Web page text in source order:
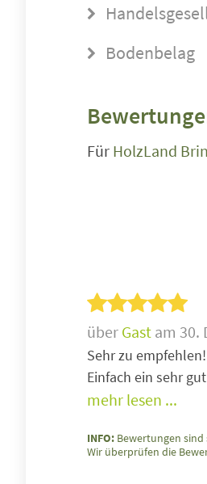
Bodenbelag
Für HolzLand
über Gast am 30.
Sehr zu
Einfach ein sehr
mehr lesen ...
INFO: Bewertungen
Wir überprüfen die